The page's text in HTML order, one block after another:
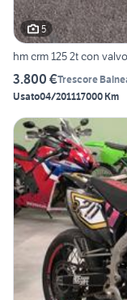
5
hm crm 125 2t con
3.800 €Trescore
Usato04/201117000 Km